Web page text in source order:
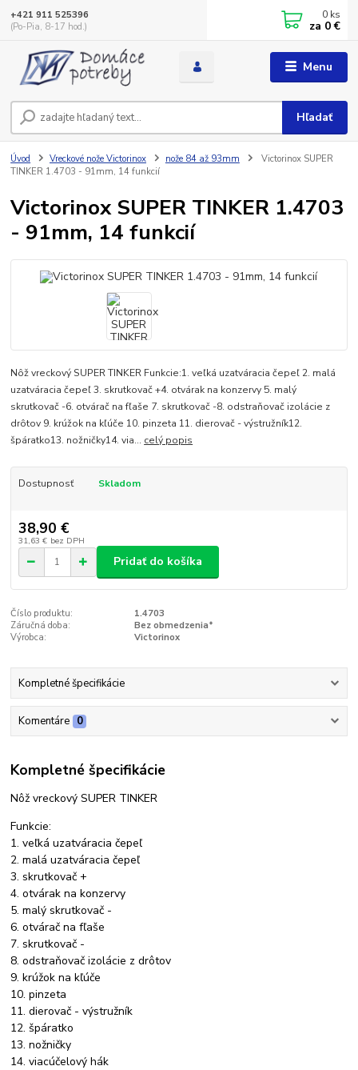
Menu
Hľadať
+421 911 525396
(Po-Pia, 8-17 hod.)
0 ks
za 0 €
Úvod Vreckové nože Victorinox nože 84 až 93mm
Victorinox SUPER
TINKER 1.4703 - 91mm, 14 funkcií
Victorinox SUPER TINKER 1.4703
- 91mm, 14 funkcií
Nôž vreckový SUPER TINKER Funkcie:1. veľká uzatváracia čepeľ 2. malá
uzatváracia čepeľ 3. skrutkovač +4. otvárak na konzervy 5. malý
skrutkovač -6. otvárač na fľaše 7. skrutkovač -8. odstraňovač izolácie z
drôtov 9. krúžok na kľúče 10. pinzeta 11. dierovač - výstružník12.
špáratko13. nožničky14. via... celý popis
Dostupnosť Skladom
38,90 €
31,63 € bez DPH
Pridať do košíka
Číslo produktu:
1.4703
Záručná doba:
Bez obmedzenia*
Výrobca:
Victorinox
Kompletné špecifikácie
Komentáre 0
Kompletné špecifikácie
Nôž vreckový SUPER TINKER
Funkcie:
1. veľká uzatváracia čepeľ
2. malá uzatváracia čepeľ
3. skrutkovač +
4. otvárak na konzervy
5. malý skrutkovač -
6. otvárač na fľaše
7. skrutkovač -
8. odstraňovač izolácie z drôtov
9. krúžok na kľúče
10. pinzeta
11. dierovač - výstružník
12. špáratko
13. nožničky
14. viacúčelový hák